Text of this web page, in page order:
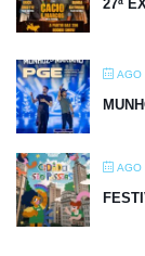
27ª
AGO
AGO